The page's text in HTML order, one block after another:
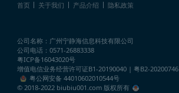
首页 关于我们 产品介绍 隐私政策
公司名称：广州宁静海信息科技有限公司
公司电话：0571-26883338
粤ICP备16043020号
增值电信业务经营许可证B1-20190040 | 粤B2-20200746
粤公网安备 44010602010544号
© 2018-2022 biubiu001.com 版权所有